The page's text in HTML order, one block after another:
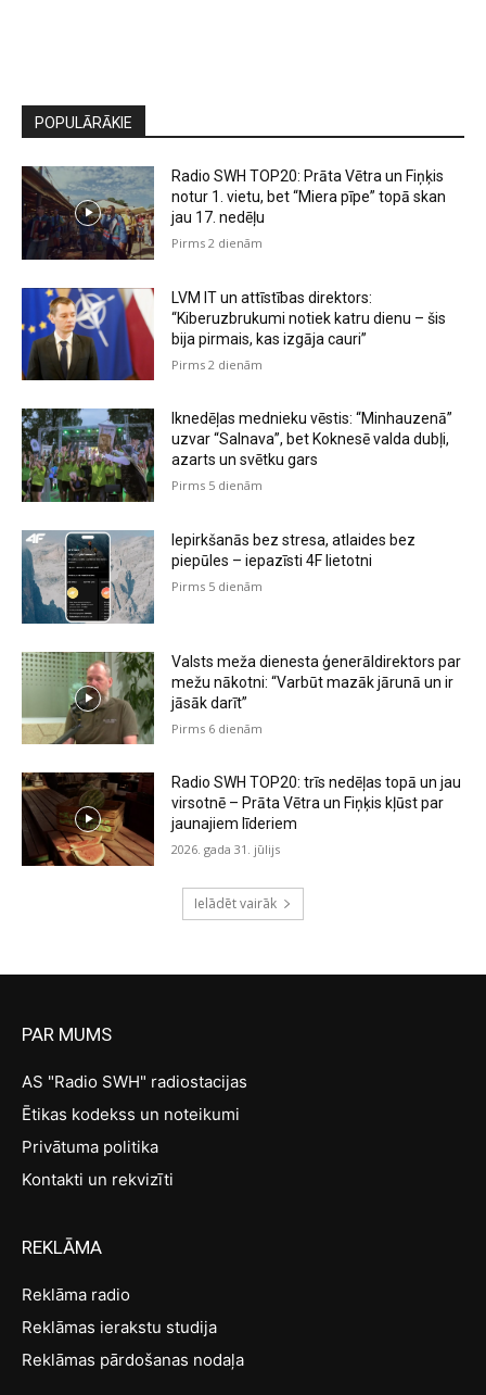
POPULĀRĀKIE
Radio SWH TOP20: Prāta Vētra un Fiņķis
notur 1. vietu, bet “Miera pīpe” topā skan
jau 17. nedēļu
Pirms 2 dienām
LVM IT un attīstības direktors:
“Kiberuzbrukumi notiek katru dienu – šis
bija pirmais, kas izgāja cauri”
Pirms 2 dienām
Iknedēļas mednieku vēstis: “Minhauzenā”
uzvar “Salnava”, bet Koknesē valda dubļi,
azarts un svētku gars
Pirms 5 dienām
Iepirkšanās bez stresa, atlaides bez
piepūles – iepazīsti 4F lietotni
Pirms 5 dienām
Valsts meža dienesta ģenerāldirektors par
mežu nākotni: “Varbūt mazāk jārunā un ir
jāsāk darīt”
Pirms 6 dienām
Radio SWH TOP20: trīs nedēļas topā un jau
virsotnē – Prāta Vētra un Fiņķis kļūst par
jaunajiem līderiem
2026. gada 31. jūlijs
Ielādēt vairāk
PAR MUMS
AS "Radio SWH" radiostacijas
Ētikas kodekss un noteikumi
Privātuma politika
Kontakti un rekvizīti
REKLĀMA
Reklāma radio
Reklāmas ierakstu studija
Reklāmas pārdošanas nodaļa